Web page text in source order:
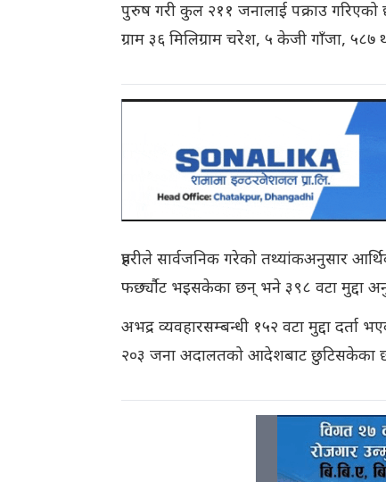
पुरुष गरी कुल २११ जनालाई पक्राउ गरिएको
ग्राम ३६ मिलिग्राम चरेश, ५ केजी गाँजा,
प्रहरीले सार्वजनिक गरेको तथ्यांकअनुसार
फर्छ्यौट भइसकेका छन् भने ३९८ वटा मुद्दा
अभद्र व्यवहारसम्बन्धी १५२ वटा मुद्दा दर्ता
२०३ जना अदालतको आदेशबाट छुटिसकेका